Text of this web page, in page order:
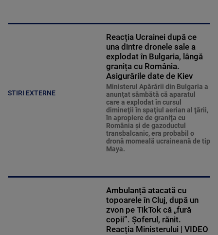
STIRI EXTERNE
Reacția Ucrainei după ce
una dintre dronele sale a
explodat în Bulgaria, lângă
granița cu România.
Asigurările date de Kiev
Ministerul Apărării din Bulgaria a
anunţat sâmbătă că aparatul
care a explodat în cursul
dimineţii în spaţiul aerian al ţării,
în apropiere de graniţa cu
România şi de gazoductul
transbalcanic, era probabil o
dronă momeală ucraineană de tip
Maya.
Ambulanță atacată cu
topoarele în Cluj, după un
zvon pe TikTok că „fură
copii”. Șoferul, rănit.
Reacția Ministerului | VIDEO